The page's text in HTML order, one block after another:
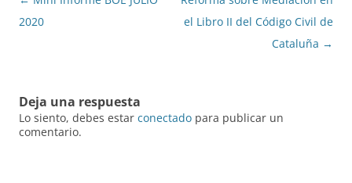
de
2020
el Libro II del Código Civil de
Cataluña →
Deja una respuesta
Lo siento, debes estar conectado para publicar un
comentario.